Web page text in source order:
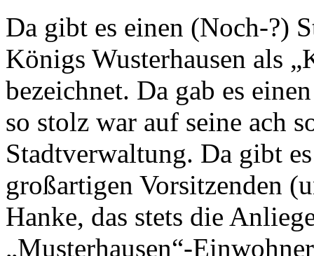
Da gibt es einen (Noch-?)
Königs Wusterhausen als
bezeichnet. Da gab es
so stolz war auf seine ach
Stadtverwaltung. Da gibt
großartigen Vorsitzenden
Hanke, das stets die
„Musterhausen“-